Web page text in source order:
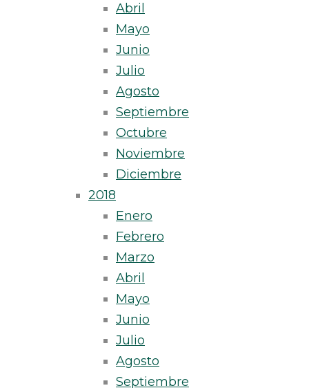
Abril
Mayo
Junio
Julio
Agosto
Septiembre
Octubre
Noviembre
Diciembre
2018
Enero
Febrero
Marzo
Abril
Mayo
Junio
Julio
Agosto
Septiembre